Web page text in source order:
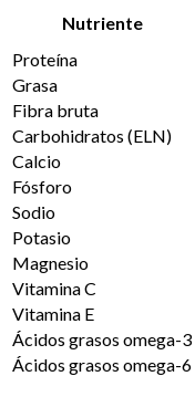
Nutriente
Proteína
Grasa
Fibra bruta
Carbohidratos (ELN)
Calcio
Fósforo
Sodio
Potasio
Magnesio
Vitamina C
Vitamina E
Ácidos grasos omega-3
Ácidos grasos omega-6